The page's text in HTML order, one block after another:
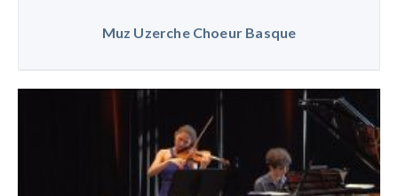
Muz Uzerche Choeur Basque